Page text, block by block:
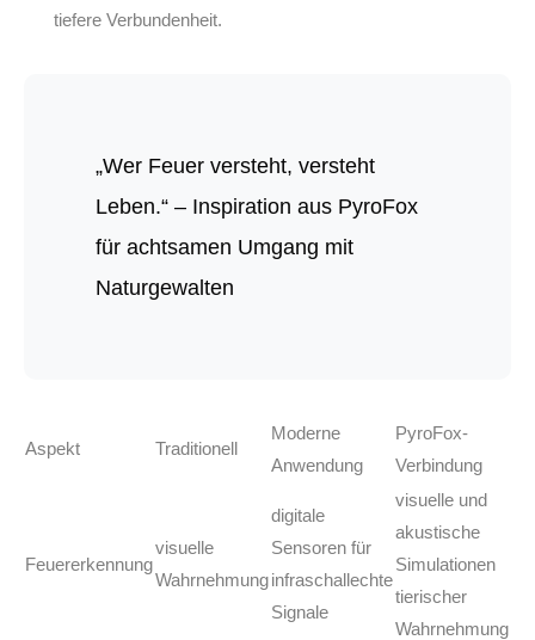
tiefere Verbundenheit.
„Wer Feuer versteht, versteht
Leben.“ – Inspiration aus PyroFox
für achtsamen Umgang mit
Naturgewalten
Aspekt Traditionell
Moderne
Anwendung
PyroFox-
Verbindung
Feuererkennung
visuelle
Wahrnehmung
digitale
Sensoren für
infraschallechte
Signale
visuelle und
akustische
Simulationen
tierischer
Wahrnehmung